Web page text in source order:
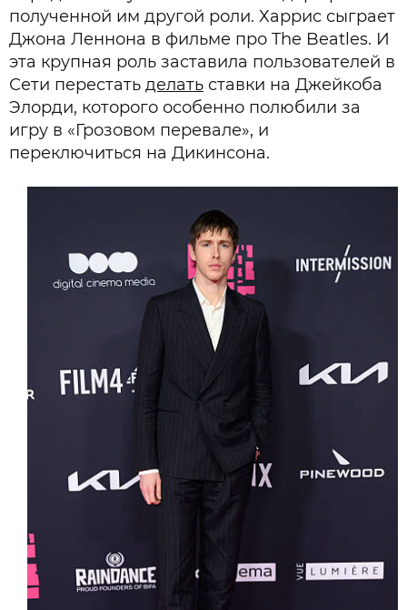
полученной им другой роли. Харрис сыграет
Джона Леннона в фильме про The Beatles. И
эта крупная роль заставила пользователей в
Сети перестать делать ставки на Джейкоба
Элорди, которого особенно полюбили за
игру в «Грозовом перевале», и
переключиться на Дикинсона.